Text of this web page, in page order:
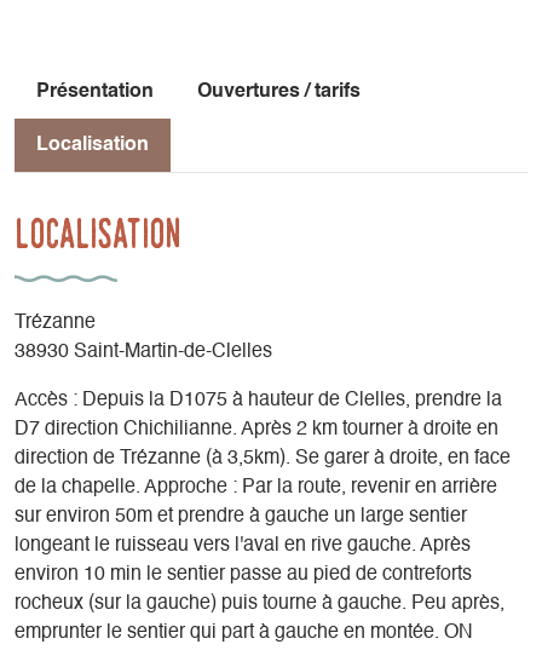
Présentation Ouvertures / tarifs
Localisation
Localisation
Trézanne
38930 Saint-Martin-de-Clelles
Accès : Depuis la D1075 à hauteur de Clelles, prendre la
D7 direction Chichilianne. Après 2 km tourner à droite en
direction de Trézanne (à 3,5km). Se garer à droite, en face
de la chapelle. Approche : Par la route, revenir en arrière
sur environ 50m et prendre à gauche un large sentier
longeant le ruisseau vers l'aval en rive gauche. Après
environ 10 min le sentier passe au pied de contreforts
rocheux (sur la gauche) puis tourne à gauche. Peu après,
emprunter le sentier qui part à gauche en montée. ON